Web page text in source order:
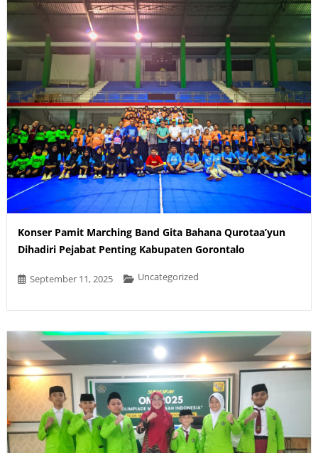
Konser Pamit Marching Band Gita Bahana Qurotaa’yun
Dihadiri Pejabat Penting Kabupaten Gorontalo
September 11, 2025 Uncategorized